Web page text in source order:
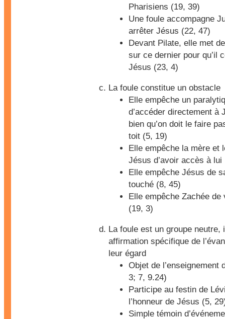
Pharisiens (19, 39)
Une foule accompagne
arrêter Jésus (22, 47)
Devant Pilate, elle met
sur ce dernier pour qu’il
Jésus (23, 4)
La foule constitue un obstacle
Elle empêche un
d’accéder directement à
bien qu’on doit le faire
toit (5, 19)
Elle empêche la mère et
Jésus d’avoir accès à lui
Elle empêche Jésus de
touché (8, 45)
Elle empêche Zachée de
(19, 3)
La foule est un groupe neutre,
affirmation spécifique de
leur égard
Objet de l’enseignement
3; 7, 9.24)
Participe au festin de
l’honneur de Jésus (5,
Simple témoin